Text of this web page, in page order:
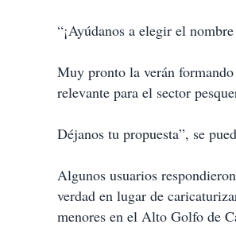
“¡Ayúdanos a elegir el
Muy pronto la verán
relevante para el sector
Déjanos tu propuesta”, se
Algunos usuarios
verdad en lugar de
menores en el Alto Golfo de